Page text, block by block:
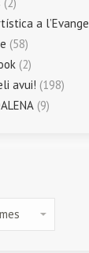
a
(58)
(2)
avui! (198)
(9)